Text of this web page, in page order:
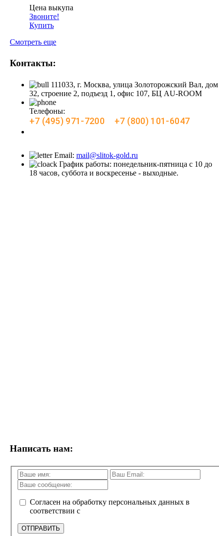
Цена выкупа
Звоните!
Купить
Смотреть еще
Контакты:
111033, г. Москва, улица Золоторожский Вал, дом
32, строение 2, подъезд 1, офис 107, БЦ AU-ROOM
Телефоны:
+7 (495) 971-7200 +7 (800) 101-6047
Email: mail@slitok-gold.ru
График работы: понедельник-пятница с 10 до
18 часов, суббота и воскресенье - выходные.
Написать нам:
Согласен на обработку персональных данных в
соответствии с
ОТПРАВИТЬ